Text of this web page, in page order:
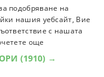
7 BULGARIAN
ENGLISH
подобряване на
нашия уебсайт, Вие
с нашата
още
(1910) →